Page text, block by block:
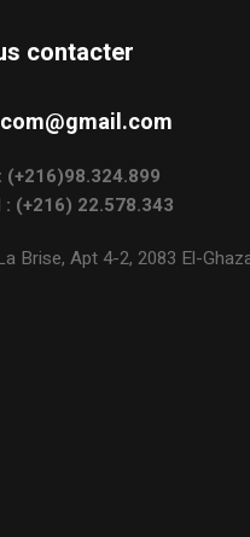
contacter
(+216)98.324.899
(+216) 22.578.343
Brise, Apt 4-2, 2083 El-